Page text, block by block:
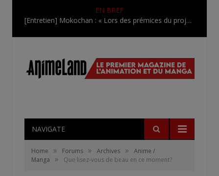
EN BREF
[Entretien] Mokochan : « Lors des prémices du projet, il était déjà demandé de suivre au mieux le manga originel.»
NAVIGATE
Home » Forums » Archives »
Anime /
Manga
» Que lisez-vous de beau en ce moment?